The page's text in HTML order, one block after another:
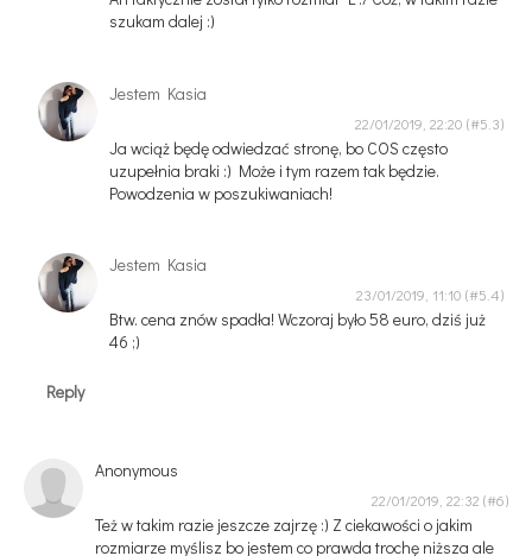
szukam dalej :)
Jestem Kasia
22/01/2019, 22:20
Ja wciąż będę odwiedzać stronę, bo COS często
uzupełnia braki :) Może i tym razem tak będzie.
Powodzenia w poszukiwaniach!
Jestem Kasia
23/01/2019, 11:10
Btw. cena znów spadła! Wczoraj było 58 euro, dziś już
46 ;)
Reply
Anonymous
22/01/2019, 22:32
Też w takim razie jeszcze zajrzę :) Z ciekawości o jakim
rozmiarze myślisz bo jestem co prawda trochę niższa ale